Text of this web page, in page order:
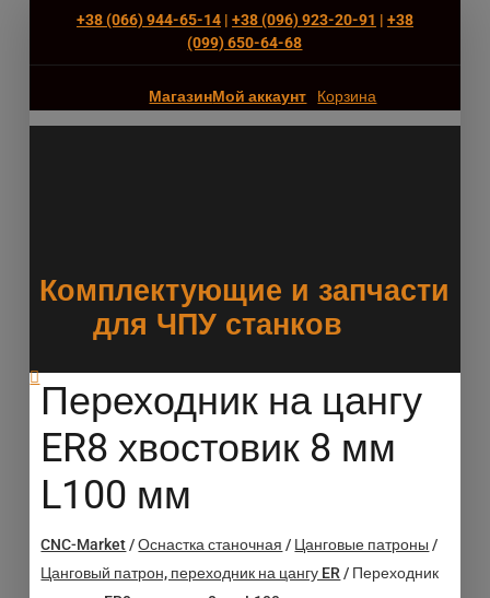
+38 (066) 944-65-14| +38 (096) 923-20-91 | +38
(‎099) 650-64-68
МагазинМой аккаунт Корзина
Комплектующие и запчасти
для ЧПУ станков
Переходник на цангу
ER8 хвостовик 8 мм
L100 мм
CNC-Market/Оснастка станочная / Цанговые патроны /
Цанговый патрон, переходник на цангу ER / Переходник